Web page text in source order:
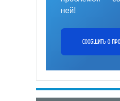
ней!
СООБЩИТЬ О